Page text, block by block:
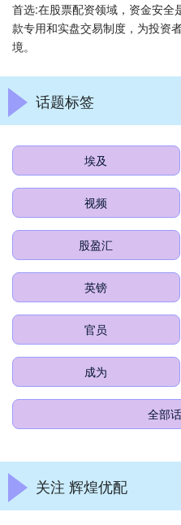
首选:在股票配资领域，资金安全
款专用和实盘交易制度，为投资
境。
话题标签
埃及
视频
股盈汇
英镑
官员
成为
全部
关注 辉煌优配